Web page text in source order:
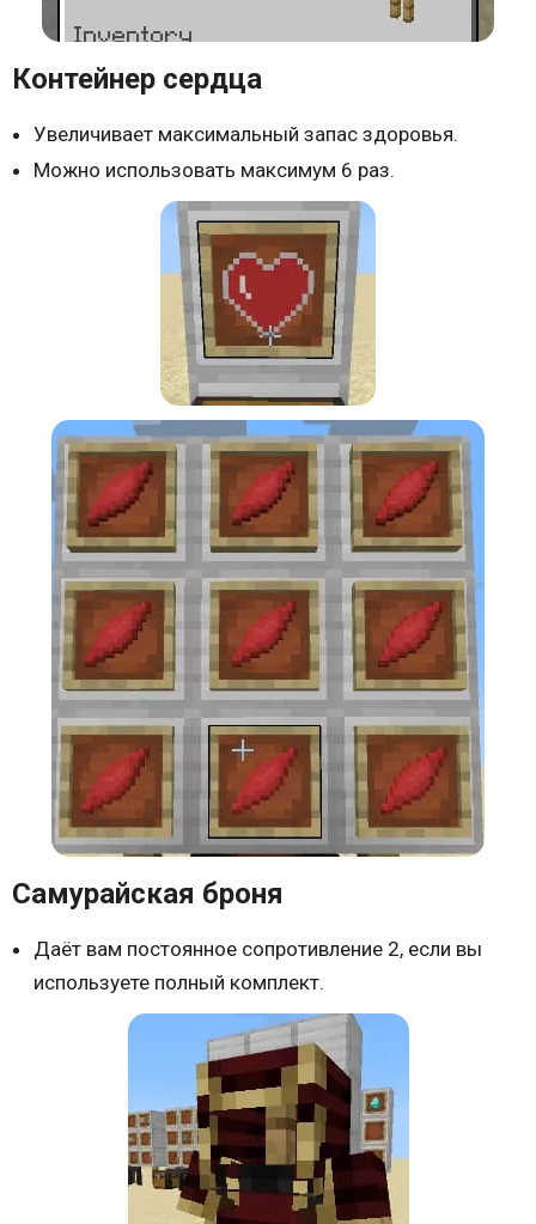
Контейнер сердца
Увеличивает максимальный запас здоровья.
Можно использовать максимум 6 раз.
Самурайская броня
Даёт вам постоянное сопротивление 2, если вы
используете полный комплект.